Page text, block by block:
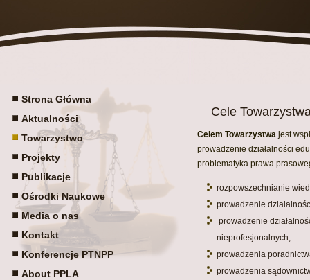
Strona Główna
Aktualności
Towarzystwo
Projekty
Publikacje
Ośrodki Naukowe
Media o nas
Kontakt
Konferencje PTNPP
About PPLA
Cele
Celem Towarzystwa jest
prowadzenie działalności
problematyka prawa
rozpowszechnianie
prowadzenie
prowadzenie
nieprofesjonalnych,
prowadzenia
prowadzenia